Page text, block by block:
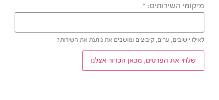
מיקומי השירותים: *
לאילו יישובים, ערים, קיבוצים ומושבים את נותנת את השירות?
שלחי את הפרטים, מכאן הכדור אצלנו